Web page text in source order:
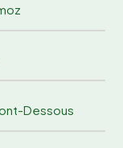
Dessous